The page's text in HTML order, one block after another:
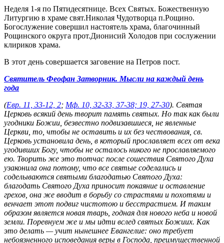
Неделя 1-я по Пятидесятнице. Всех Святых. Божественную
Литургию в храме свят.Николая Чудотворца п.Рощино.
Богослужение совершил настоятель храма, благочинный
Рощинского округа прот.Дионисий Холодов при сослужении
клириков храма.
В этот день совершается заговение на Петров пост.
Святитель Феофан Затворник. Мысли на каждый день
года
(Евр. 11, 33-12, 2; Мф. 10, 32-33, 37-38; 19, 27-30). Святая
Церковь всякий день творит память святых. Но так как были
угодники Божии, безвестно подвизавшиеся, не явленные
Церкви, то, чтобы не оставить и их без чествования, св.
Церковь установила день, в который прославляет всех от века
угодивших Богу, чтобы не осталось никого не прославляемого
ею. Творить же это тотчас после сошествия Святого Духа
узаконила она потому, что все святые соделались и
соделываются святыми благодатью Святого Духа:
благодать Святого Духа приносит покаяние и оставление
грехов, она же вводит в борьбу со страстями и похотями и
венчает этот подвиг чистотою и бесстрастием. И таким
образом является новая тварь, годная для нового неба и новой
земли. Поревнуем же и мы идти вслед святых Божиих. Как
это делать — учит нынешнее Евангелие: оно требует
небоязненного исповедания веры в Господа, преимущественной